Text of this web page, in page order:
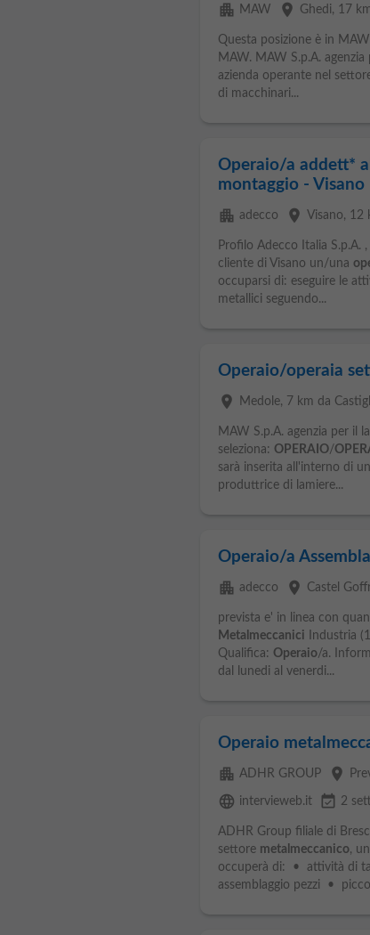
apartment MAW place Ghedi, 17
Questa posizione è in
MAW. MAW S.p.A.
azienda operante nel
di macchinari...
Operaio/a addett*
montaggio - Visano
apartment adecco place Visano, 12
Profilo Adecco Italia S.p.A.
cliente di Visano un/una
occuparsi di: eseguire le
metallici seguendo...
Operaio/operaia
place Medole, 7 km da
MAW S.p.A. agenzia per il
seleziona: OPERAIO/
sarà inserita all'interno di
produttrice di lamiere...
Operaio/a
apartment adecco place Castel
prevista e' in linea con
Metalmeccanici Industria
Qualifica: Operaio/a.
dal lunedi al venerdi...
Operaio
apartment ADHR GROUP place
language intervieweb.it event_available 2
ADHR Group filiale di
settore metalmeccanico, un
occuperà di: • attività di
assemblaggio pezzi •